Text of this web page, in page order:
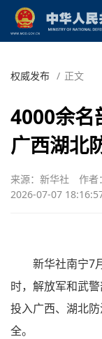
权威发布 / 正文
4000余名
广西湖北
来源：新华社 作者
2026-07-07
新华社南宁7
时，解放军和武
投入广西、湖北
全。